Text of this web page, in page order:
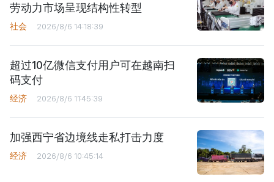
劳动力市场呈现结构性转型
社会 2026/8/6 14:18:39
超过10亿微信支付用户可在越南扫
码支付
经济 2026/8/6 11:45:39
加强西宁省边境线走私打击力度
经济 2026/8/6 10:45:14